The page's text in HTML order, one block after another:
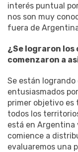
interés puntual
nos son muy
fuera de
¿Se lograron
comenzaron a
Se están logrando
entusiasmados
primer objetivo es
todos los
está en Argentina
comience a
evaluaremos una